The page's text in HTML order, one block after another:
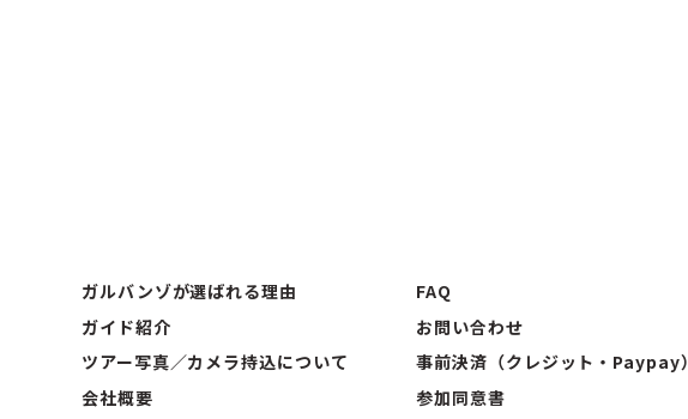
ガルバンゾが選ばれる理由
ガイド紹介
ツアー写真／カメラ持込について
会社概要
FAQ
お問い合わせ
事前決済（クレジット・Paypay）
参加同意書